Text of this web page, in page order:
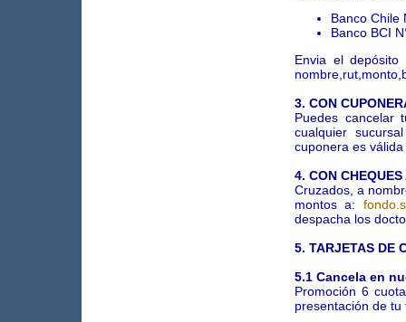
Banco Chile
Banco BCI
Envia el
3. CON
Puedes cancelar
cualquier
cuponera es
4. CON CHEQUES
Cruzados, a
montos a:
despacha los
5. TARJETAS DE
5.1 Cancela en
Promoción 6
presentación de tu